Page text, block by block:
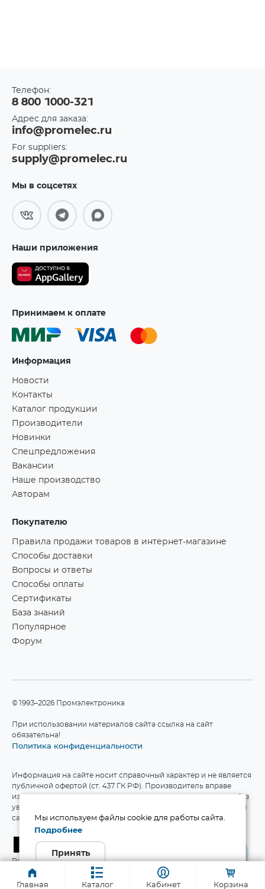
Главная Каталог Кабинет Корзина
Телефон:
8 800 1000-321
Адрес для заказа:
info@promelec.ru
For suppliers:
supply@promelec.ru
Мы в соцсетях
Наши приложения
Принимаем к оплате
Информация
Новости
Контакты
Каталог продукции
Производители
Новинки
Спецпредложения
Вакансии
Наше производство
Авторам
Покупателю
Правила продажи товаров в интернет-магазине
Способы доставки
Вопросы и ответы
Способы оплаты
Сертификаты
База знаний
Популярное
Форум
©1993–2026 Промэлектроника
При использовании материалов сайта ссылка на сайт
обязательна!
Политика конфиденциальности
Информация на сайте носит справочный характер и не является
публичной офертой (ст. 437 ГК РФ). Производитель вправе
изменять технические характеристики и комплект поставки без
уведомления. Актуальные данные приведены на официальном
сайте производителя.
Разработка сайта
Мы используем файлы cookie для работы сайта.
Подробнее
Принять